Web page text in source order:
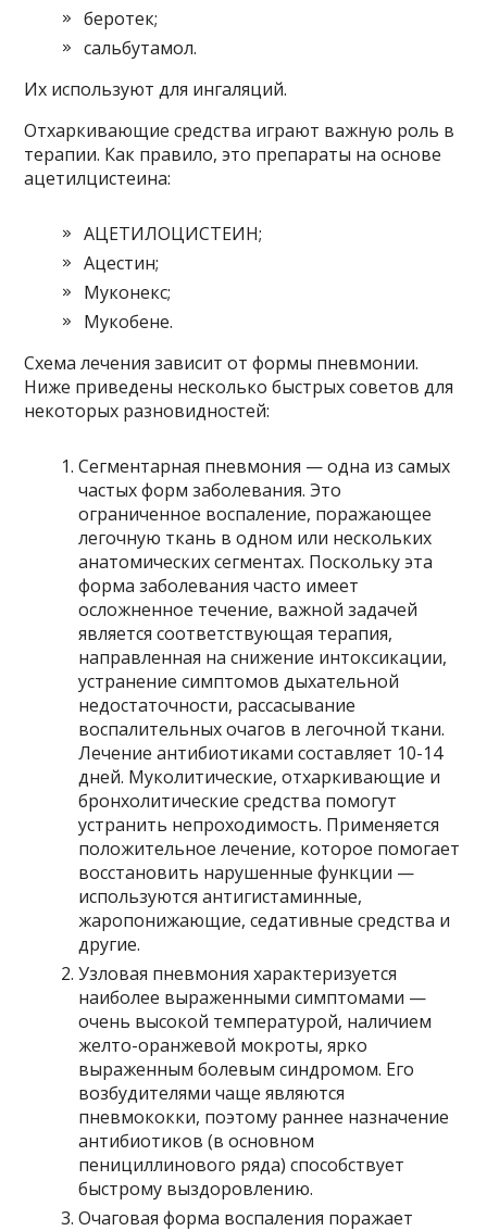
беротек;
сальбутамол.
Их используют для ингаляций.
Отхаркивающие средства играют важную роль в
терапии. Как правило, это препараты на основе
ацетилцистеина:
АЦЕТИЛОЦИСТЕИН;
Ацестин;
Муконекс;
Мукобене.
Схема лечения зависит от формы пневмонии.
Ниже приведены несколько быстрых советов для
некоторых разновидностей:
Сегментарная пневмония — одна из самых
частых форм заболевания. Это
ограниченное воспаление, поражающее
легочную ткань в одном или нескольких
анатомических сегментах. Поскольку эта
форма заболевания часто имеет
осложненное течение, важной задачей
является соответствующая терапия,
направленная на снижение интоксикации,
устранение симптомов дыхательной
недостаточности, рассасывание
воспалительных очагов в легочной ткани.
Лечение антибиотиками составляет 10-14
дней. Муколитические, отхаркивающие и
бронхолитические средства помогут
устранить непроходимость. Применяется
положительное лечение, которое помогает
восстановить нарушенные функции —
используются антигистаминные,
жаропонижающие, седативные средства и
другие.
Узловая пневмония характеризуется
наиболее выраженными симптомами —
очень высокой температурой, наличием
желто-оранжевой мокроты, ярко
выраженным болевым синдромом. Его
возбудителями чаще являются
пневмококки, поэтому раннее назначение
антибиотиков (в основном
пенициллинового ряда) способствует
быстрому выздоровлению.
Очаговая форма воспаления поражает